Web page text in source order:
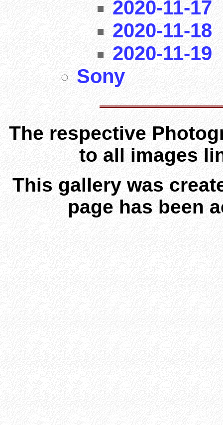
2020-11-17
2020-11-18
2020-11-19
Sony
The respective
to all images
This gallery was
page has been